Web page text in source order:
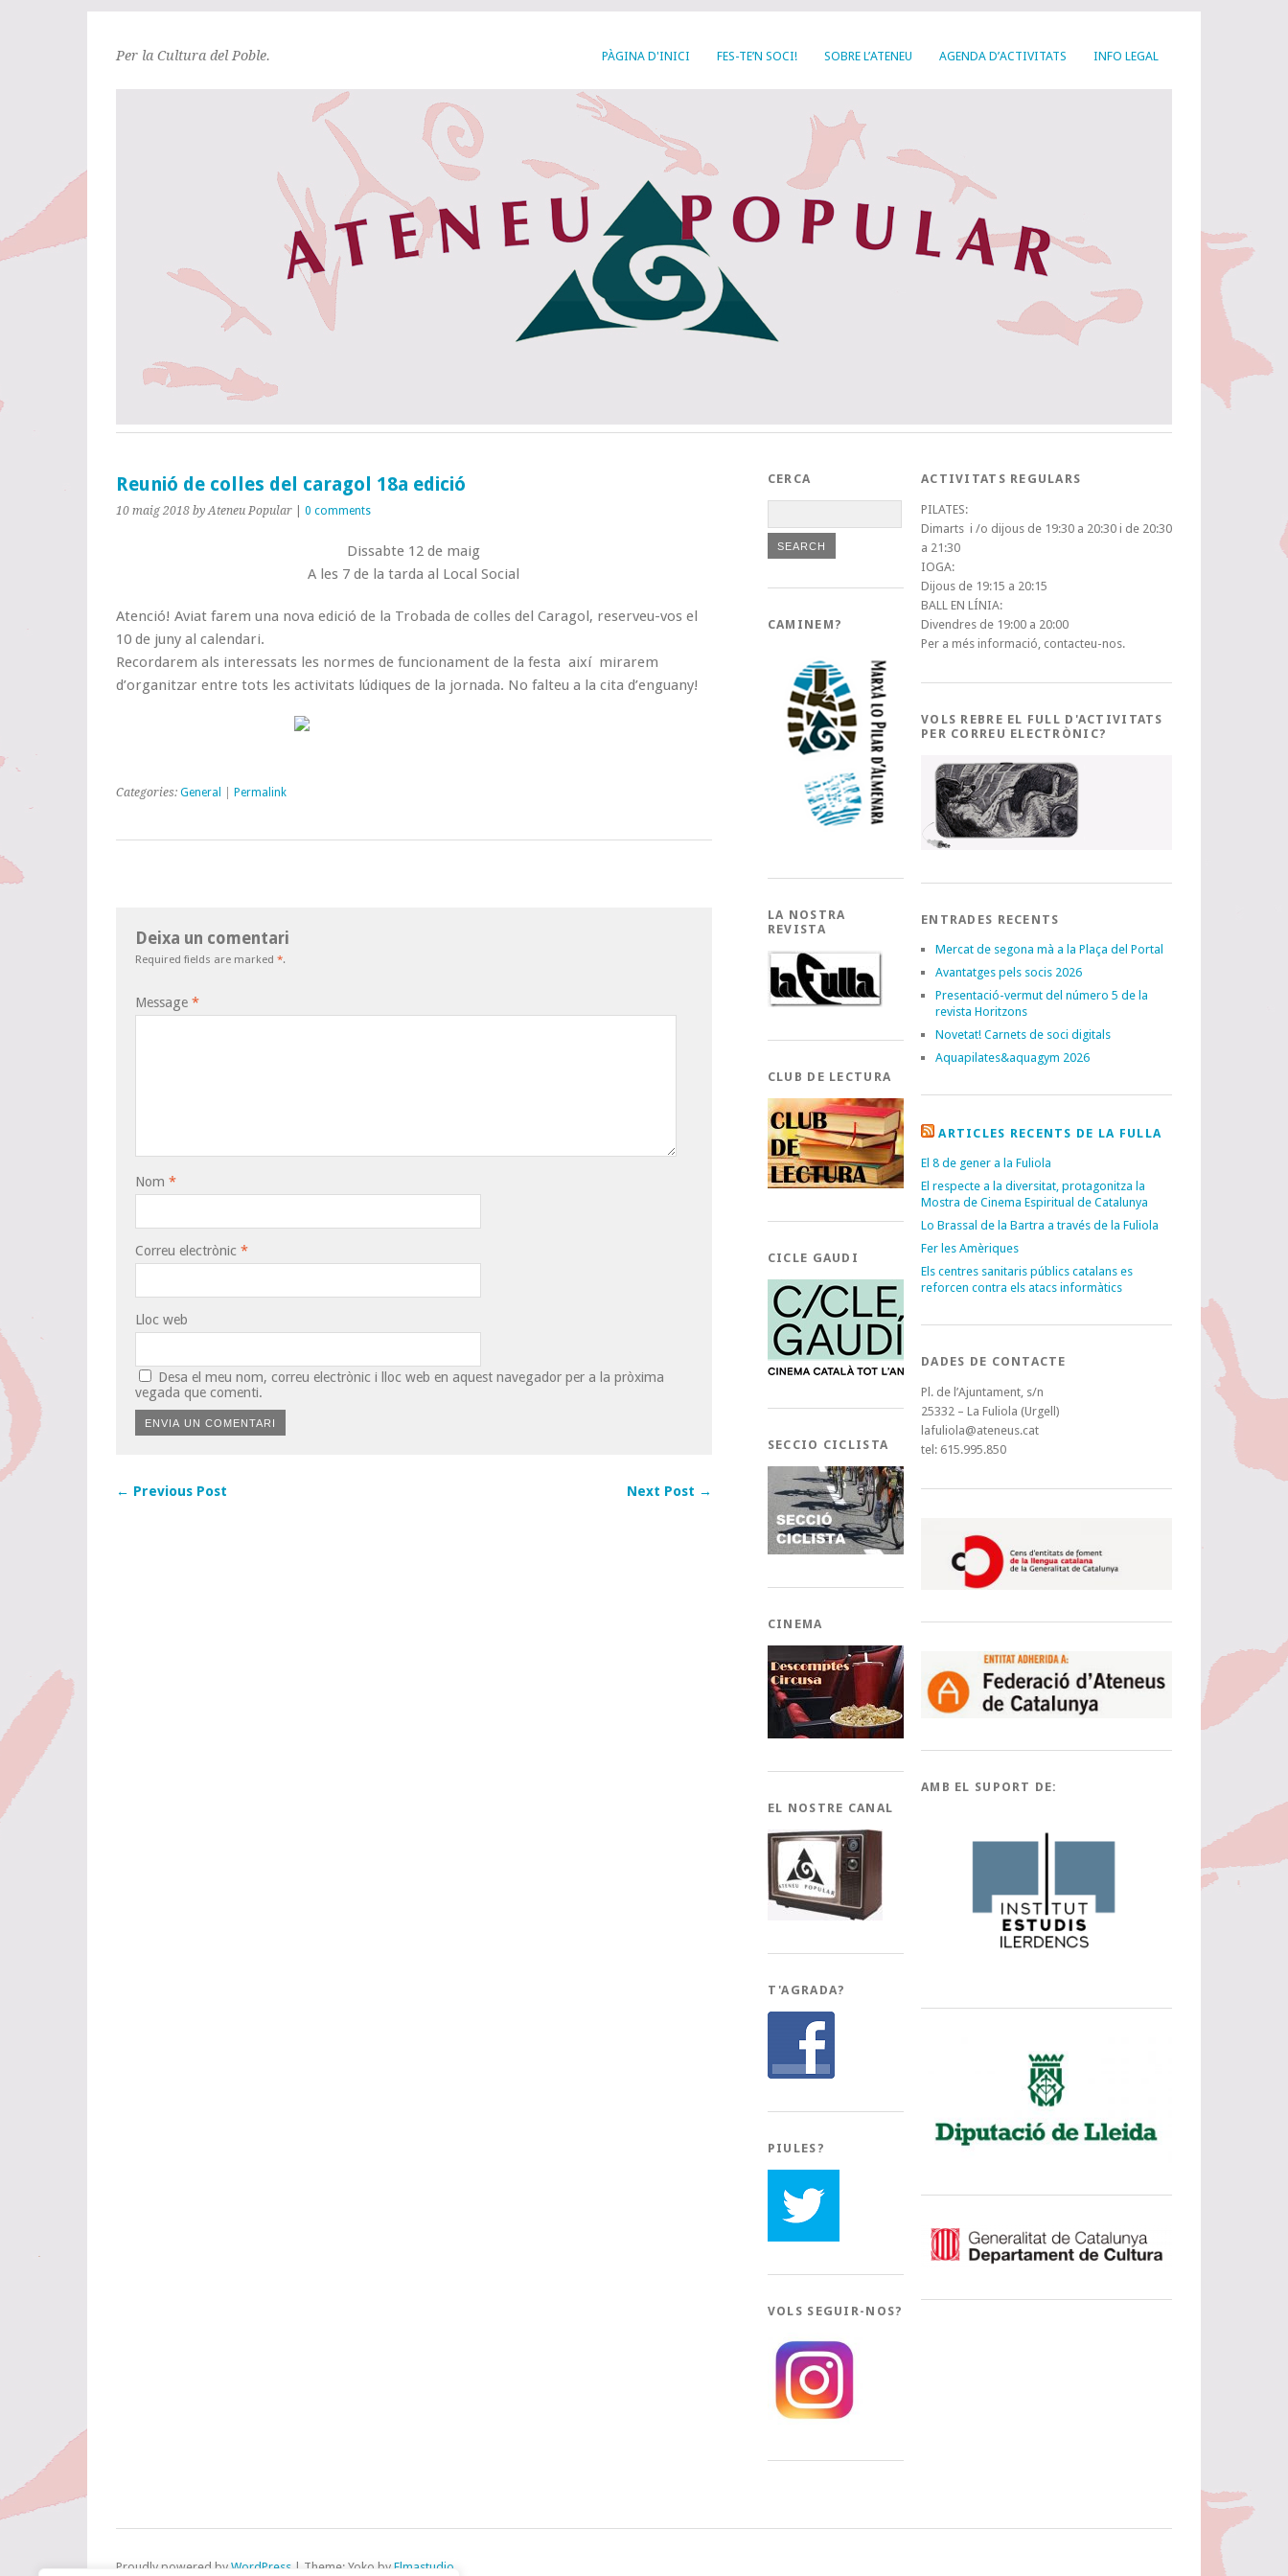
PÀGINA D'INICI FES-TE’N SOCI! SOBRE L’ATENEU AGENDA D’ACTIVITATS INFO LEGAL
Per la Cultura del Poble.
Reunió de colles del caragol 18a edició
10 maig 2018 by Ateneu Popular 0 comments
Dissabte 12 de maig
A les 7 de la tarda al Local Social
Atenció! Aviat farem una nova edició de la Trobada de colles del Caragol, reserveu-vos el
10 de juny al calendari.
Recordarem als interessats les normes de funcionament de la festa així mirarem
d’organitzar entre tots les activitats lúdiques de la jornada. No falteu a la cita d’enguany!
Categories: General Permalink
Deixa un comentari
Required fields are marked *.
Message *
Nom *
Correu electrònic *
Lloc web
Desa el meu nom, correu electrònic i lloc web en aquest navegador per a la pròxima
vegada que comenti.
← Previous Post Next Post →
CERCA
CAMINEM?
LA NOSTRA
REVISTA
CLUB DE LECTURA
CICLE GAUDI
SECCIO CICLISTA
CINEMA
EL NOSTRE CANAL
T'AGRADA?
PIULES?
VOLS SEGUIR-NOS?
ACTIVITATS REGULARS
PILATES:
Dimarts i /o dijous de 19:30 a 20:30 i de 20:30
a 21:30
IOGA:
Dijous de 19:15 a 20:15
BALL EN LÍNIA:
Divendres de 19:00 a 20:00
Per a més informació, contacteu-nos.
VOLS REBRE EL FULL D'ACTIVITATS
PER CORREU ELECTRÒNIC?
ENTRADES RECENTS
Mercat de segona mà a la Plaça del Portal
Avantatges pels socis 2026
Presentació-vermut del número 5 de la
revista Horitzons
Novetat! Carnets de soci digitals
Aquapilates&aquagym 2026
ARTICLES RECENTS DE LA FULLA
El 8 de gener a la Fuliola
El respecte a la diversitat, protagonitza la
Mostra de Cinema Espiritual de Catalunya
Lo Brassal de la Bartra a través de la Fuliola
Fer les Amèriques
Els centres sanitaris públics catalans es
reforcen contra els atacs informàtics
DADES DE CONTACTE
Pl. de l’Ajuntament, s/n
25332 – La Fuliola (Urgell)
lafuliola@ateneus.cat
tel: 615.995.850
AMB EL SUPORT DE:
Proudly powered by WordPress | Theme: Yoko by Elmastudio